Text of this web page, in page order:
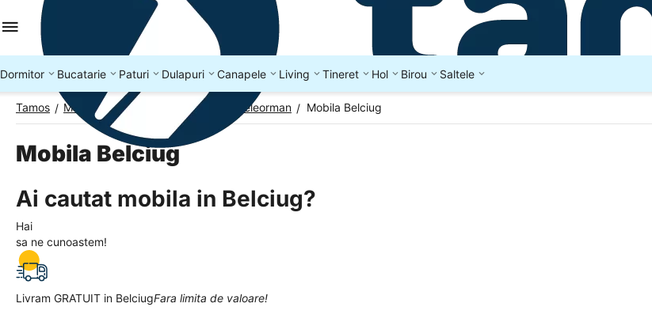
Dormitor Bucatarie Paturi Dulapuri Canapele Living Tineret Hol Birou Saltele
Tamos / Mobila Romania Mobila Judetul Teleorman / Mobila Belciug
Mobila Belciug
Ai cautat mobila in Belciug?
Hai
sa ne cunoastem!
Livram GRATUIT in BelciugFara limita de valoare!